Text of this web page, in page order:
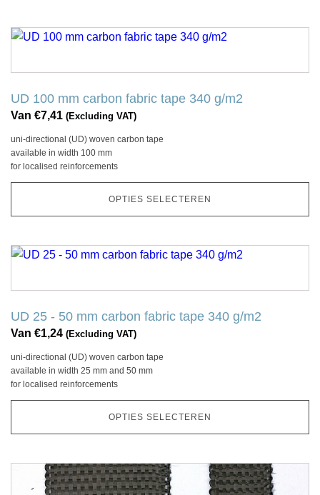
productpagina
UD 100 mm carbon fabric tape 340 g/m2
Van €7,41 (Excluding VAT)
uni-directional (UD) woven carbon tape
available in width 100 mm
for localised reinforcements
OPTIES SELECTEREN
Dit
heeft
variaties.
optie
kan
op
productpagina
UD 25 - 50 mm carbon fabric tape 340 g/m2
Van €1,24 (Excluding VAT)
uni-directional (UD) woven carbon tape
available in width 25 mm and 50 mm
for localised reinforcements
OPTIES SELECTEREN
Dit
heeft
variaties.
optie
kan
op
productpagina
product